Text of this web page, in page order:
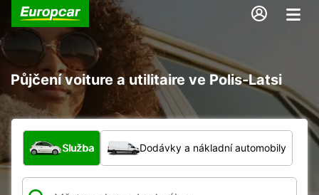
Půjčení voiture a utilitaire ve Polis-Latsi
Jaký typ vozidla?
Služba Dodávky a nákladní automobily